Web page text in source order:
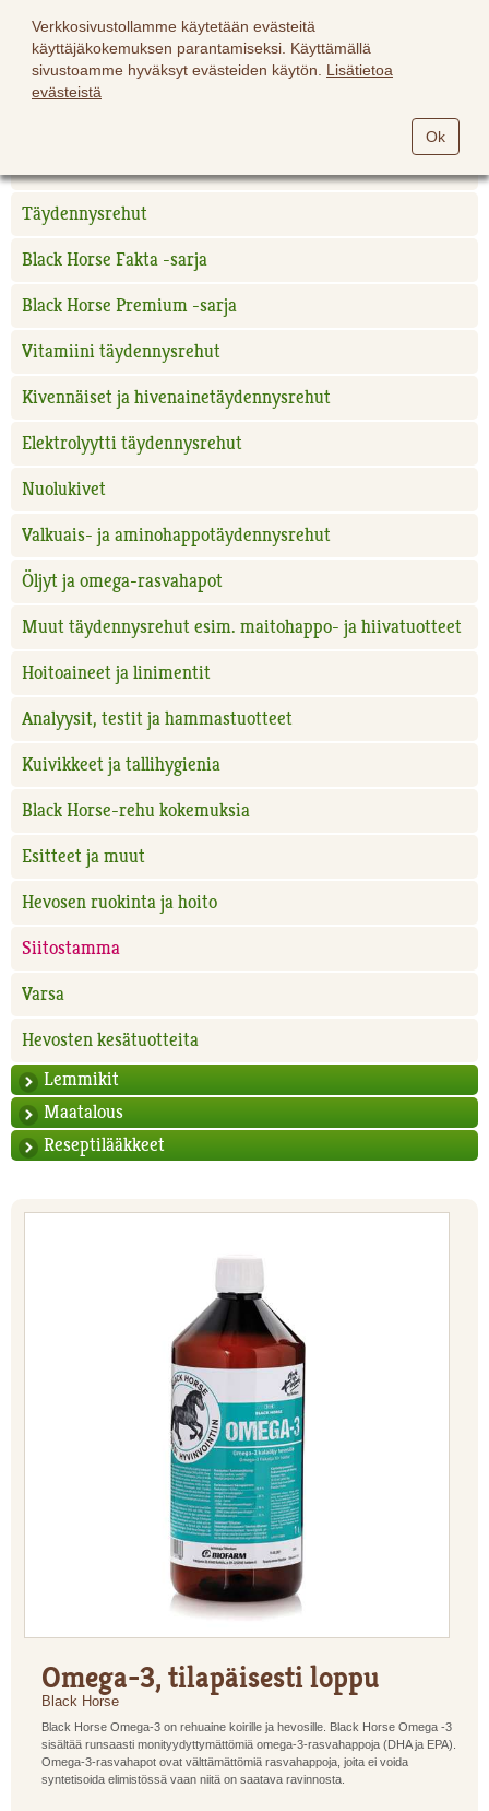
Verkkosivustollamme käytetään evästeitä
käyttäjäkokemuksen parantamiseksi. Käyttämällä
sivustoamme hyväksyt evästeiden käytön. Lisätietoa
evästeistä
Ok
Täydennysrehut
Black Horse Fakta -sarja
Black Horse Premium -sarja
Vitamiini täydennysrehut
Kivennäiset ja hivenainetäydennysrehut
Elektrolyytti täydennysrehut
Nuolukivet
Valkuais- ja aminohappotäydennysrehut
Öljyt ja omega-rasvahapot
Muut täydennysrehut esim. maitohappo- ja hiivatuotteet
Hoitoaineet ja linimentit
Analyysit, testit ja hammastuotteet
Kuivikkeet ja tallihygienia
Black Horse-rehu kokemuksia
Esitteet ja muut
Hevosen ruokinta ja hoito
Siitostamma
Varsa
Hevosten kesätuotteita
Lemmikit
Maatalous
Reseptilääkkeet
Omega-3, tilapäisesti loppu
Black Horse
Black Horse Omega-3 on rehuaine koirille ja hevosille. Black Horse Omega -3
sisältää runsaasti monityydyttymättömiä omega-3-rasvahappoja (DHA ja EPA).
Omega-3-rasvahapot ovat välttämättömiä rasvahappoja, joita ei voida
syntetisoida elimistössä vaan niitä on saatava ravinnosta.